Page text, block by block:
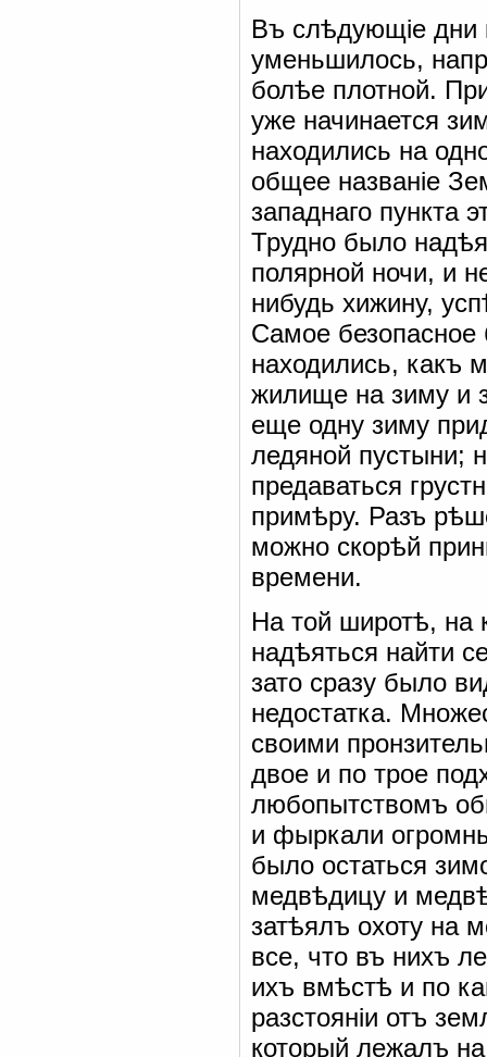
Въ слѣдующіе дни
уменьшилось,
болѣе плотной.
уже начинается
находились на
общее названіе
западнаго пункта
Трудно было
полярной ночи, и
нибудь хижину,
Самое безопасное
находились, какъ
жилище на зиму и
еще одну зиму
ледяной пустыни;
предаваться
примѣру. Разъ
можно скорѣй
времени.
На той широтѣ, на
надѣяться найти
зато сразу было
недостатка.
своими
двое и по трое
любопытствомъ
и фыркали
было остаться
медвѣдицу и
затѣялъ охоту на
все, что въ нихъ
ихъ вмѣстѣ и по
разстояніи отъ
который лежалъ